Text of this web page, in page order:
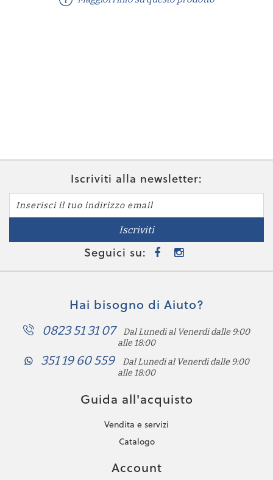
Iscriviti alla newsletter:
Iscriviti
Seguici su:
Hai bisogno di Aiuto?
0823 51 31 07
Dal Lunedi al Venerdi dalle 9:00
alle 18:00
351 19 60 559
Dal Lunedi al Venerdi dalle 9:00
alle 18:00
Guida all'acquisto
Vendita e servizi
Catalogo
Account